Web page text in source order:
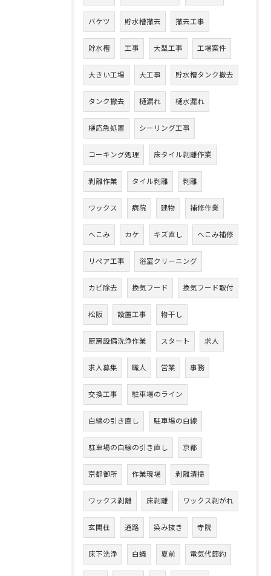
バケツ 貯水槽撤去 撤去工事
貯水槽 工事 大型工事 工場案件
大きい工場 大工事 貯水槽タンク撤去
タンク撤去 樋漏れ 樋水漏れ
樋応急処置 シーリング工事
コーキング処理 床タイル剥離作業
剥離作業 タイル剥離 剥離
ワックス 病院 建物 補修作業
へこみ カケ キズ直し へこみ補修
リペア工事 浴室クリーニング
カビ除去 換気フード 換気フード取付
松阪 設置工事 物干し
厨房設備洗浄作業 スタート 求人
求人募集 職人 営業 事務
交換工事 駐車場のライン
白線の引き直し 駐車場の白線
駐車場の白線の引き直し 京都
京都御所 作業現場 剥離清掃
ワックス剥離 床剥離 ワックス剥がれ
玄関柱 通路 染み抜き 寺院
床下洗浄 白蟻 夏前 電気代節約